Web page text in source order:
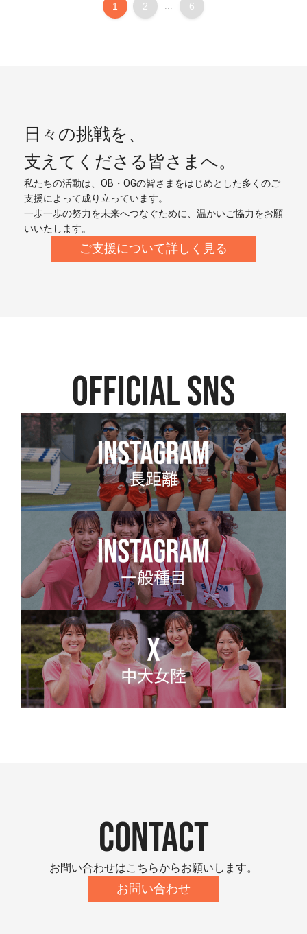
1 2 ... 6
日々の挑戦を、
支えてくださる皆さまへ。
私たちの活動は、OB・OGの皆さまをはじめとした多くのご
支援によって成り立っています。
一歩一歩の努力を未来へつなぐために、温かいご協力をお願
いいたします。
ご支援について詳しく見る
official SNS
contact
お問い合わせはこちらからお願いします。
お問い合わせ